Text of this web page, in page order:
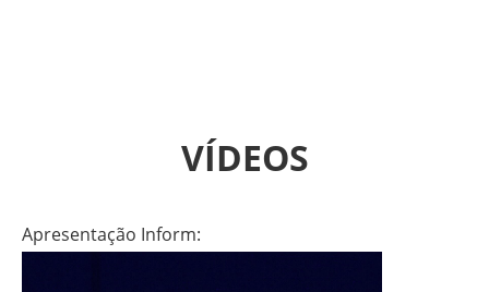
VÍDEOS
Apresentação Inform: